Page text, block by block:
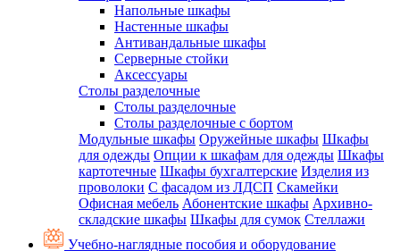
Напольные шкафы
Настенные шкафы
Антивандальные шкафы
Серверные стойки
Аксессуары
Столы разделочные
Столы разделочные
Столы разделочные с бортом
Модульные шкафы Оружейные шкафы Шкафы
для одежды Опции к шкафам для одежды Шкафы
картотечные Шкафы бухгалтерские Изделия из
проволоки С фасадом из ЛДСП Скамейки
Офисная мебель Абонентские шкафы Архивно-
складские шкафы Шкафы для сумок Стеллажи
Учебно-наглядные пособия и оборудование